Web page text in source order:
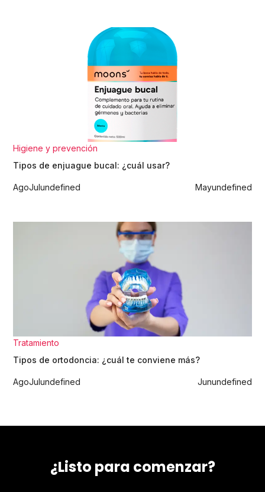
Higiene y prevención
Tipos de enjuague bucal: ¿cuál usar?
AgoJulundefined Mayundefined
Tratamiento
Tipos de ortodoncia: ¿cuál te conviene más?
AgoJulundefined Junundefined
¿Listo para comenzar?